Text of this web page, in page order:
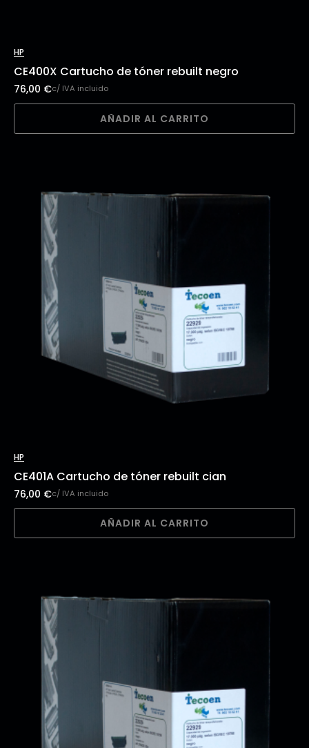
HP
CE400X Cartucho de tóner rebuilt negro
76,00 €c/ IVA incluido
AÑADIR AL CARRITO
HP
CE401A Cartucho de tóner rebuilt cian
76,00 €c/ IVA incluido
AÑADIR AL CARRITO